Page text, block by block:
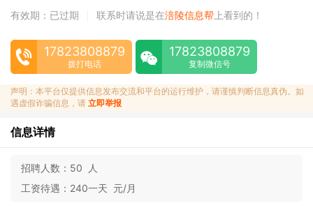
有效期：已过期
联系时请说是在涪陵信息帮 上看到的！
17823808879
拨打电话
17823808879
复制微信号
声明：本平台仅提供信息发布交流和平台的运行维护，请谨慎判断信息真伪。如
遇虚假诈骗信息，请 立即举报
信息详情
招聘人数： 50 人
工资待遇： 240一天 元/月